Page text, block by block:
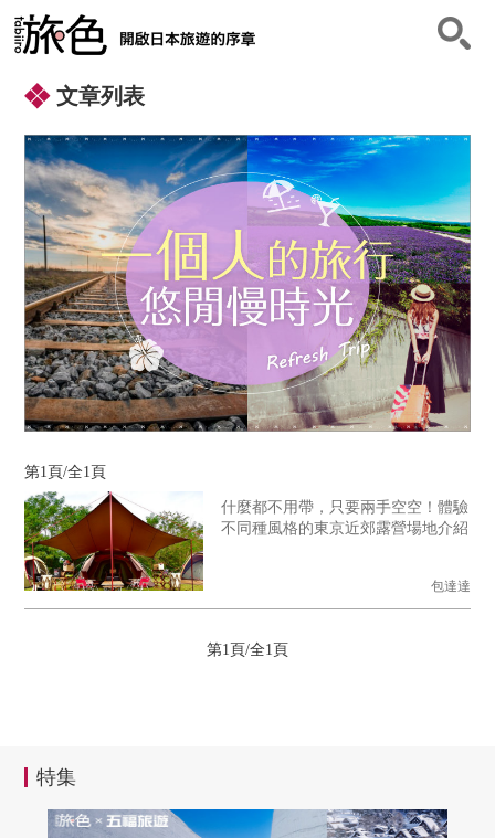
⽂章列表
第1頁/全1頁
什麼都不用帶，只要兩手空空！體驗
不同種風格的東京近郊露營場地介紹
包達達
第1頁/全1頁
特集